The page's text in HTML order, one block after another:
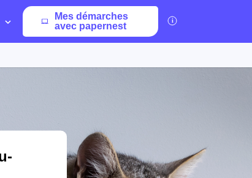
Mes démarches
avec papernest